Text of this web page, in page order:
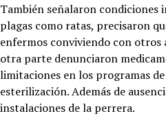
También señalaron condiciones
plagas como ratas, precisaron
enfermos conviviendo con otros
otra parte denunciaron
limitaciones en los programas
esterilización. Además de
instalaciones de la perrera.